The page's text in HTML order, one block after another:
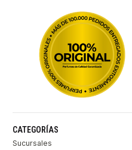
CATEGORÍAS
Sucursales